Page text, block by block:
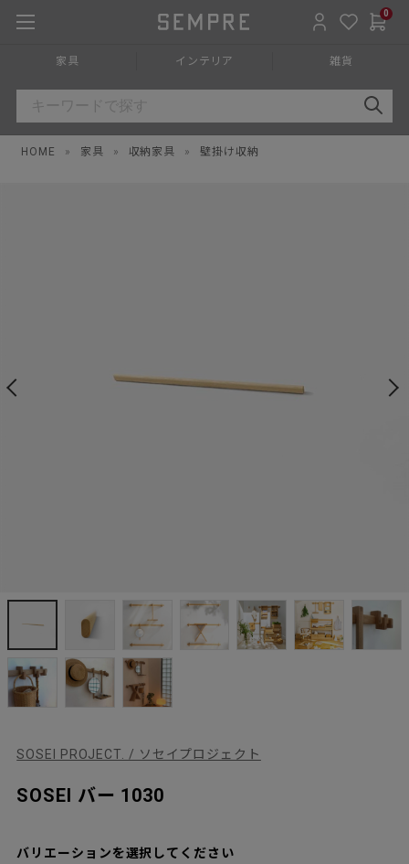
0
家具 インテリア 雑貨
HOME » 家具 » 収納家具 » 壁掛け収納
SOSEI PROJECT. / ソセイプロジェクト
SOSEI バー 1030
バリエーションを選択してください